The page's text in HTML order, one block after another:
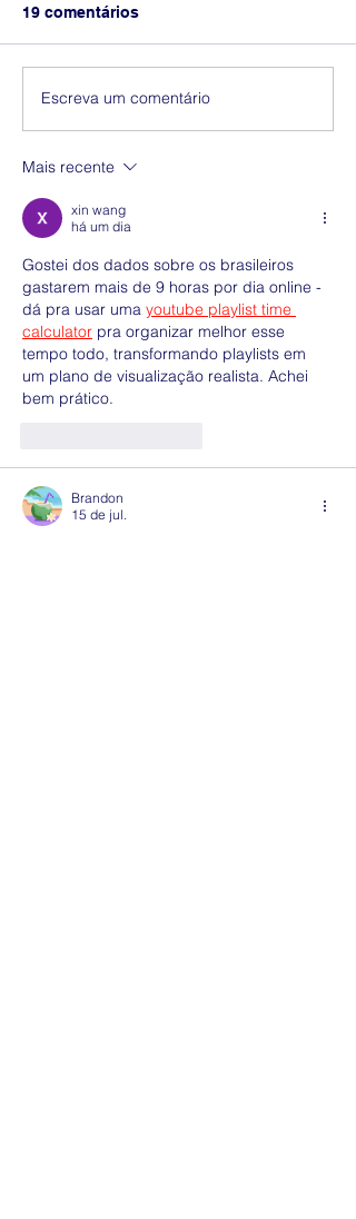
Edição gratuita da
19 comentários
Escreva um comentário
Mais recente
xin wang
há um dia
Gostei dos dados sobre os brasileiros
gastarem mais de 9 horas por dia online -
dá pra usar uma youtube playlist time
calculator pra organizar melhor esse
tempo todo, transformando playlists em
um plano de visualização realista. Achei
bem prático.
Brandon
15 de jul.